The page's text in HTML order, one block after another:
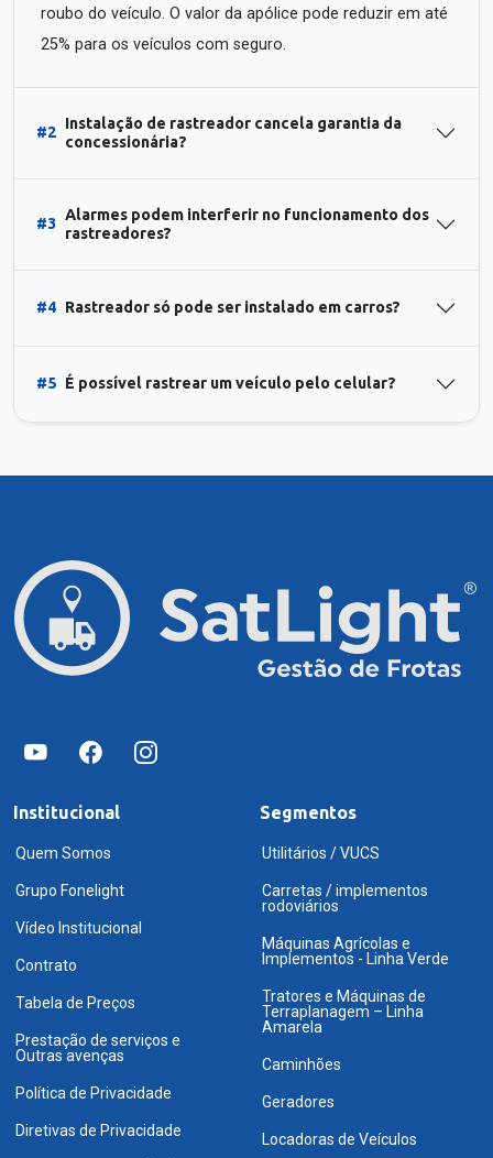
roubo do veículo. O valor da apólice pode reduzir em até
25% para os veículos com seguro.
#2
Instalação de rastreador cancela garantia da
concessionária?
#3
Alarmes podem interferir no funcionamento dos
rastreadores?
#4 Rastreador só pode ser instalado em carros?
#5 É possível rastrear um veículo pelo celular?
Institucional
Quem Somos
Grupo Fonelight
Vídeo Institucional
Contrato
Tabela de Preços
Prestação de serviços e
Outras avenças
Política de Privacidade
Diretivas de Privacidade
Segmentos
Utilitários / VUCS
Carretas / implementos
rodoviários
Máquinas Agrícolas e
Implementos - Linha Verde
Tratores e Máquinas de
Terraplanagem – Linha
Amarela
Caminhões
Geradores
Locadoras de Veículos